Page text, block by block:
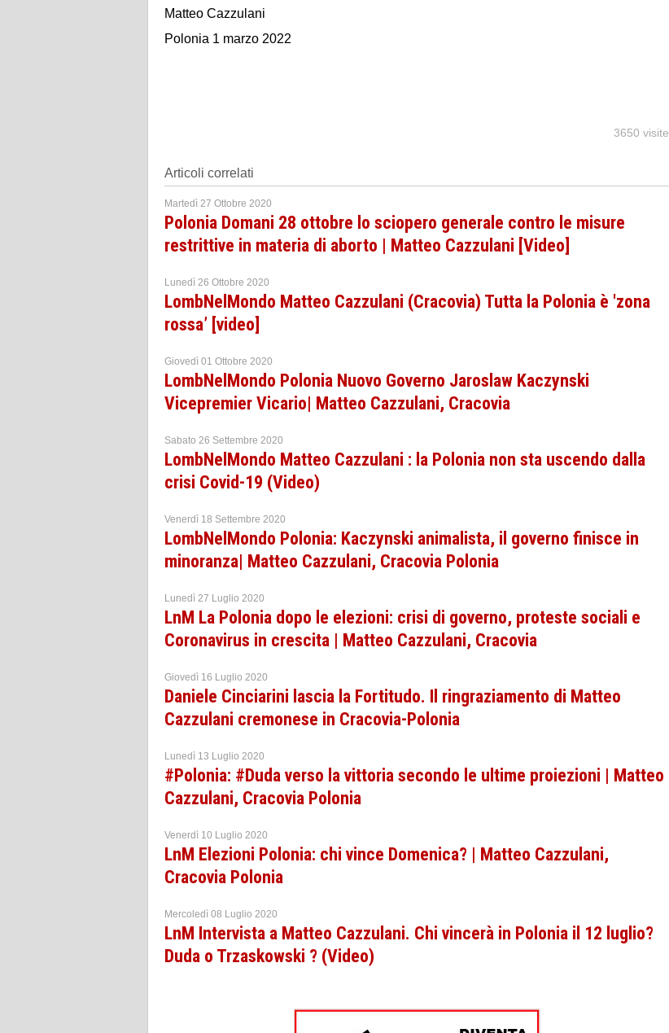
Matteo Cazzulani
Polonia 1 marzo 2022
3650 visite
Articoli correlati
Martedì 27 Ottobre 2020
Polonia Domani 28 ottobre lo sciopero generale contro le misure
restrittive in materia di aborto | Matteo Cazzulani [Video]
Lunedì 26 Ottobre 2020
LombNelMondo Matteo Cazzulani (Cracovia) Tutta la Polonia è 'zona
rossa’ [video]
Giovedì 01 Ottobre 2020
LombNelMondo Polonia Nuovo Governo Jaroslaw Kaczynski
Vicepremier Vicario| Matteo Cazzulani, Cracovia
Sabato 26 Settembre 2020
LombNelMondo Matteo Cazzulani : la Polonia non sta uscendo dalla
crisi Covid-19 (Video)
Venerdì 18 Settembre 2020
LombNelMondo Polonia: Kaczynski animalista, il governo finisce in
minoranza| Matteo Cazzulani, Cracovia Polonia
Lunedì 27 Luglio 2020
LnM La Polonia dopo le elezioni: crisi di governo, proteste sociali e
Coronavirus in crescita | Matteo Cazzulani, Cracovia
Giovedì 16 Luglio 2020
Daniele Cinciarini lascia la Fortitudo. Il ringraziamento di Matteo
Cazzulani cremonese in Cracovia-Polonia
Lunedì 13 Luglio 2020
#Polonia: #Duda verso la vittoria secondo le ultime proiezioni | Matteo
Cazzulani, Cracovia Polonia
Venerdì 10 Luglio 2020
LnM Elezioni Polonia: chi vince Domenica? | Matteo Cazzulani,
Cracovia Polonia
Mercoledì 08 Luglio 2020
LnM Intervista a Matteo Cazzulani. Chi vincerà in Polonia il 12 luglio?
Duda o Trzaskowski ? (Video)